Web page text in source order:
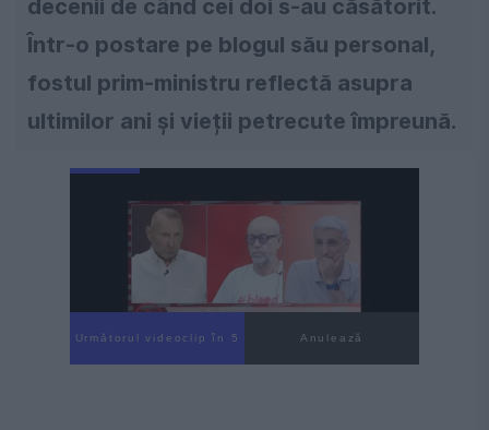
decenii de când cei doi s-au căsătorit.
Într-o postare pe blogul său personal,
fostul prim-ministru reflectă asupra
ultimilor ani și vieții petrecute împreună.
Următorul videoclip în 4 Anulează